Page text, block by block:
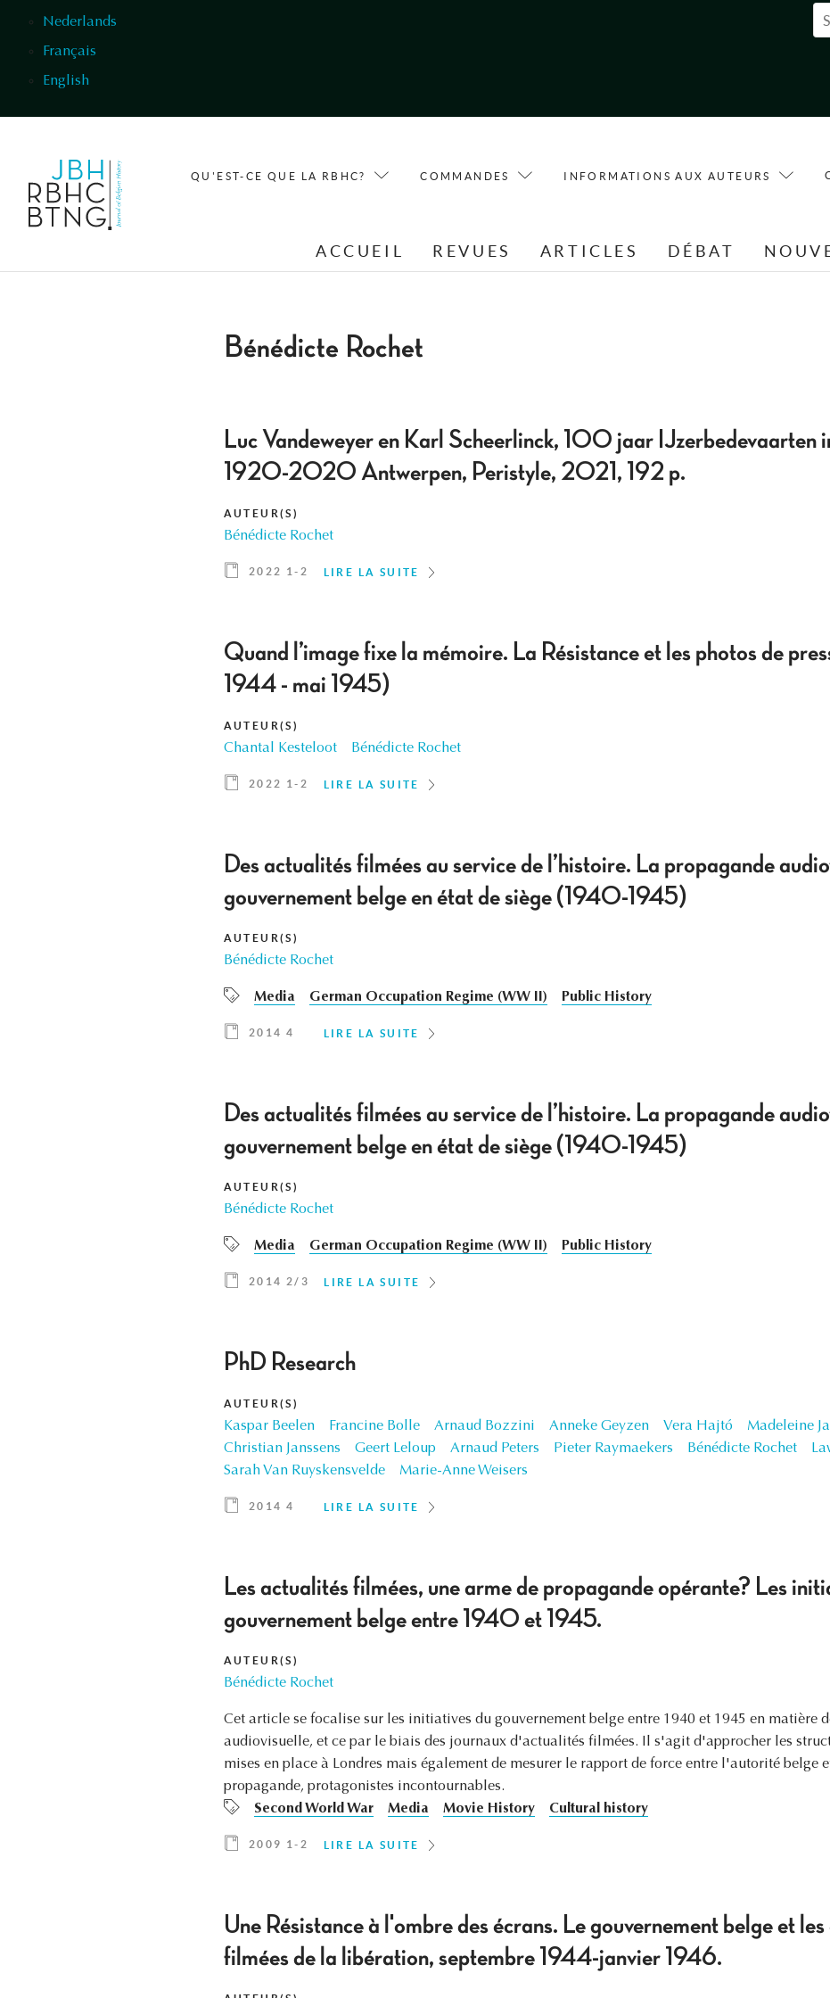
Nederlands
Français
English
QU'EST-CE QUE LA RBHC? COMMANDES INFORMATIONS AUX AUTEURS
ACCUEIL REVUES ARTICLES DÉBAT
Bénédicte Rochet
Luc Vandeweyer en Karl Scheerlinck, 100 jaar IJzerbedevaarten
1920-2020 Antwerpen, Peristyle, 2021, 192 p.
AUTEUR(S)
Bénédicte Rochet
2022 1-2 LIRE LA SUITE
Quand l’image fixe la mémoire. La Résistance et les photos de
1944 - mai 1945)
AUTEUR(S)
Chantal Kesteloot Bénédicte Rochet
2022 1-2 LIRE LA SUITE
Des actualités filmées au service de l’histoire. La propagande
gouvernement belge en état de siège (1940-1945)
AUTEUR(S)
Bénédicte Rochet
Media German Occupation Regime (WW II) Public History
2014 4 LIRE LA SUITE
Des actualités filmées au service de l’histoire. La propagande
gouvernement belge en état de siège (1940-1945)
AUTEUR(S)
Bénédicte Rochet
Media German Occupation Regime (WW II) Public History
2014 2/3 LIRE LA SUITE
PhD Research
AUTEUR(S)
Kaspar Beelen Francine Bolle Arnaud Bozzini Anneke Geyzen Vera Hajtó
Madeleine
Christian Janssens
Geert Leloup Arnaud Peters Pieter Raymaekers Bénédicte Rochet
Sarah Van Ruyskensvelde
Marie-Anne Weisers
2014 4 LIRE LA SUITE
Les actualités filmées, une arme de propagande opérante? Les
gouvernement belge entre 1940 et 1945.
AUTEUR(S)
Bénédicte Rochet
Cet article se focalise sur les initiatives du gouvernement belge entre 1940 et 1945 en matière
audiovisuelle, et ce par le biais des journaux d'actualités filmées. Il s'agit d'approcher les
mises en place à Londres mais également de mesurer le rapport de force entre l'autorité belge
propagande, protagonistes incontournables.
Second World War
Media Movie History Cultural history
2009 1-2 LIRE LA SUITE
Une Résistance à l'ombre des écrans. Le gouvernement belge et
filmées de la libération, septembre 1944-janvier 1946.